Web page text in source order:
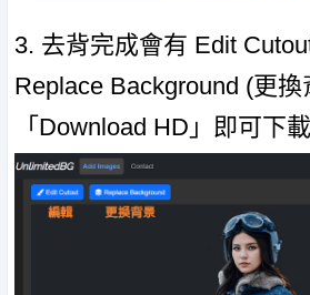
3. 去背完成會有 Edit
Replace Background (更
「Download HD」即可下